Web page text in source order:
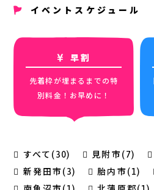
イベントスケジュール
早割
先着枠が埋まるまでの特
別料金！お早めに！
すべて(30) 見附市(7)
新発田市(3)
胎内市(1)